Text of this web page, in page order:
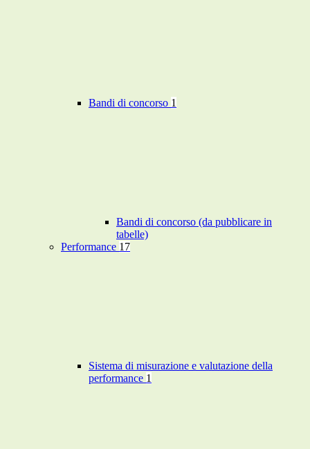
Bandi di concorso 1
Bandi di concorso (da pubblicare in
tabelle)
Performance 17
Sistema di misurazione e valutazione della
performance 1